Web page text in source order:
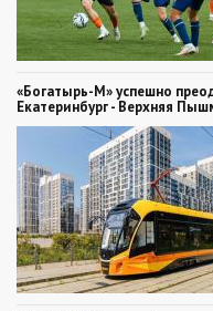
«Богатырь-М» успешно
Екатеринбург - Верхняя